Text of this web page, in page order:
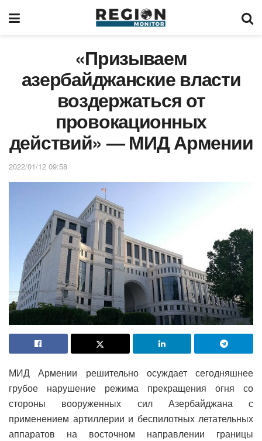
«Призываем
азербайджанские власти
воздержаться от
провокационных
действий» — МИД Армении
2022/01/12 09:58
МИД Армении решительно осуждает сегодняшнее
грубое нарушение режима прекращения огня со
стороны вооруженных сил Азербайджана с
применением артиллерии и беспилотных летательных
аппаратов на восточном направлении границы